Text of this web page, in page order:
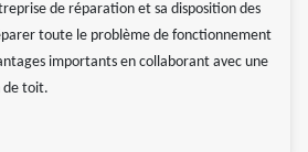
de réparation et sa disposition des
toute le problème de fonctionnement
importants en collaborant avec une
de toit.